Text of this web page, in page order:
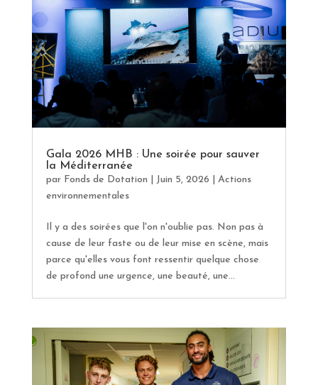
Gala 2026 MHB : Une soirée pour sauver
la Méditerranée
par Fonds de Dotation Juin 5, 2026
Actions
environnementales
Il y a des soirées que l'on n'oublie pas. Non pas à
cause de leur faste ou de leur mise en scène, mais
parce qu'elles vous font ressentir quelque chose
de profond une urgence, une beauté, une...